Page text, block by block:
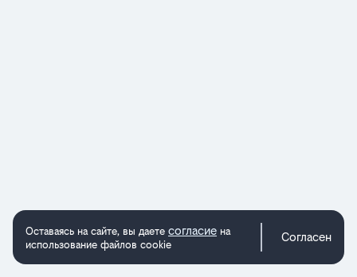
Оставаясь на сайте, вы даете согласие на
использование файлов cookie
Согласен